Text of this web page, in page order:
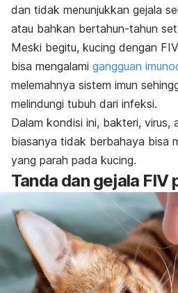
dan tidak menunjukkan gejala
atau bahkan bertahun-tahun
Meski begitu, kucing dengan
bisa mengalami gangguan
melemahnya sistem imun
melindungi tubuh dari infeksi.
Dalam kondisi ini, bakteri, virus,
biasanya tidak berbahaya bisa
yang parah pada kucing.
Tanda dan gejala FIV